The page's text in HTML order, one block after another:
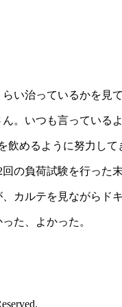
い治っているかを見
。いつも言っている
めるように努力し
の負荷試験を行った
カルテを見ながらド
た、よかった。